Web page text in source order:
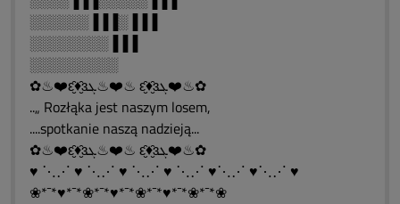
░░░░░░▐▐▐░▐▐▐
░░░░░░░░▐▐▐
░░░░░░░░░
✿♨❤️ԑ̮̑♦̮̑ɜܓ♨❤️♨ ԑ̮̑♦̮̑ɜܓ❤️♨✿
..„ Rozłąka jest naszym losem,
....spotkanie naszą nadzieją...
✿♨❤️ԑ̮̑♦̮̑ɜܓ♨❤️♨ ԑ̮̑♦̮̑ɜܓ❤️♨✿
♥ ⋱⋰ ♥ ⋱⋰ ♥ ⋱⋰ ♥ ⋱⋰ ♥⋱⋰ ♥⋱⋰ ♥
❀*¯*♥*¯*❀*¯*♥*¯*❀*¯*♥*¯*❀*¯*❀